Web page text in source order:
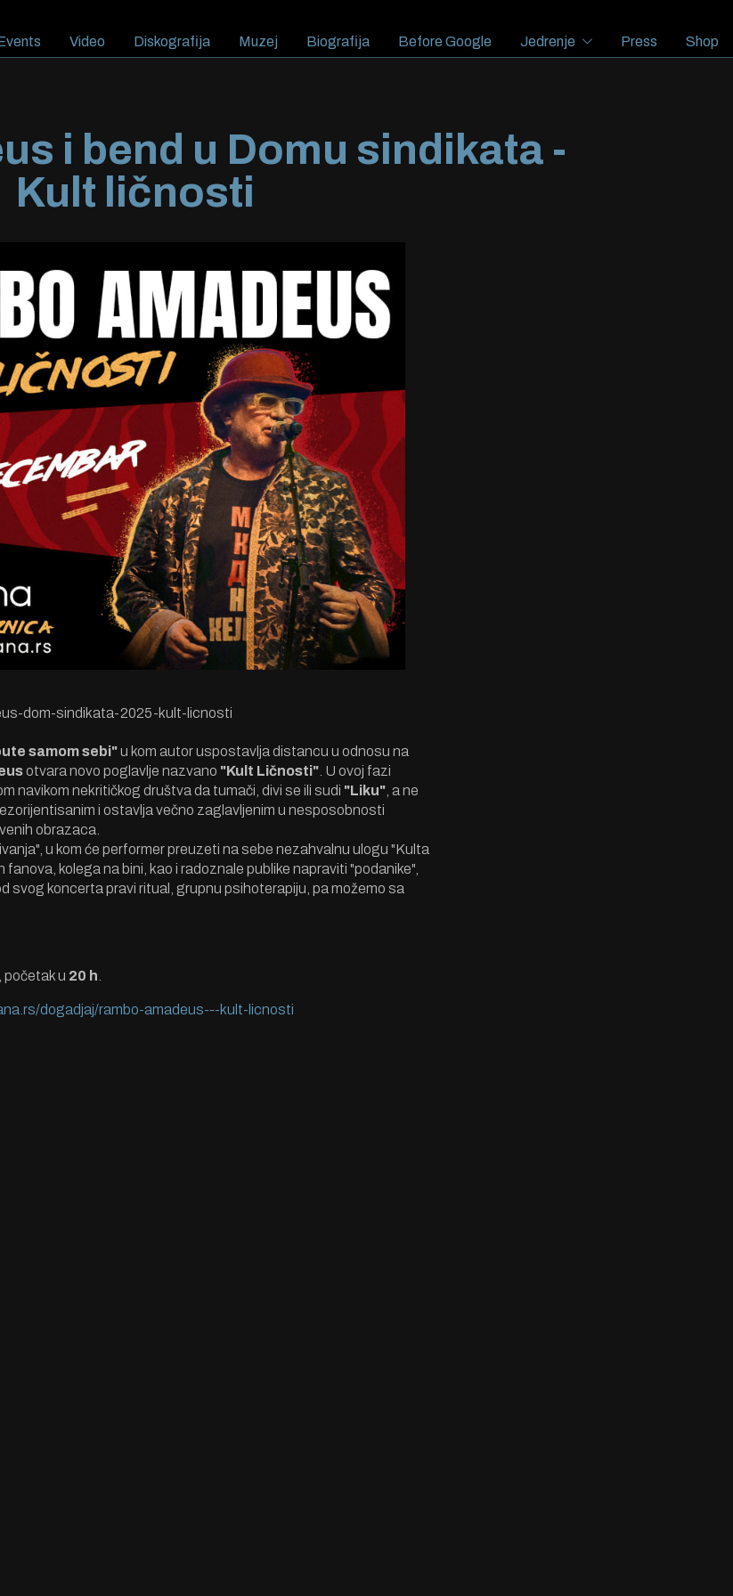
Video Diskografija Muzej Biografija Before Google Jedrenje Press Shop
i bend u Domu sindikata -
Kult ličnosti
dom-sindikata-2025-kult-licnosti
samom sebi"u kom autor uspostavlja distancu u odnosu na
otvara novo poglavlje nazvano "Kult Ličnosti" . U ovoj fazi
navikom nekritičkog društva da tumači, divi se ili sudi "Liku" , a ne
i ostavlja večno zaglavljenim u nesposobnosti
obrazaca.
u kom će performer preuzeti na sebe nezahvalnu ulogu "Kulta
kolega na bini, kao i radoznale publike napraviti "podanike",
svog koncerta pravi ritual, grupnu psihoterapiju, pa možemo sa
, početak u 20 h
dogadjaj/rambo-amadeus---kult- licnosti